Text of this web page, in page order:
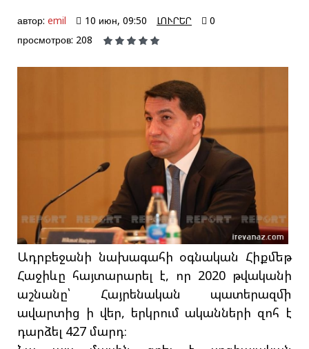
автор: emil 10 июн, 09:50 ԼՈՒՐԵՐ
0
просмотров: 208
Ադրբեջանի նախագահի օգնական Հիքմեթ
Հաջիևը հայտարարել է, որ 2020 թվականի
աշնանը՝ Հայրենական պատերազմի
ավարտից ի վեր, երկրում ականների զոհ է
դարձել 427 մարդ։